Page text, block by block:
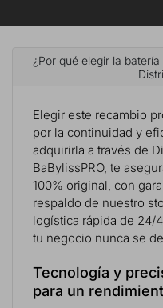
¿Por qué elegir la
Elegir este recambio
por la continuidad y
adquirirla a través de
BaBylissPRO, te
100% original, con
respaldo de nuestro
logística rápida de 24/
tu negocio nunca se
Tecnología y
para un